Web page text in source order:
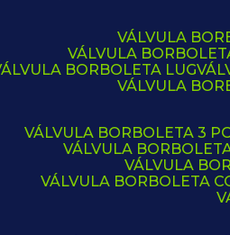
VÁLVULA
VÁLVULA
VÁLVULA BORBOLETA LUG
VÁLVULA
VÁLVULA BORBOLETA 3
VÁLVULA
VÁLVULA
VÁLVULA BORBOLETA